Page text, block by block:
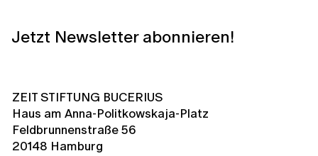
Jetzt Newsletter abonnieren!
ZEIT STIFTUNG BUCERIUS
Haus am Anna-Politkowskaja-Platz
Feldbrunnenstraße 56
20148 Hamburg